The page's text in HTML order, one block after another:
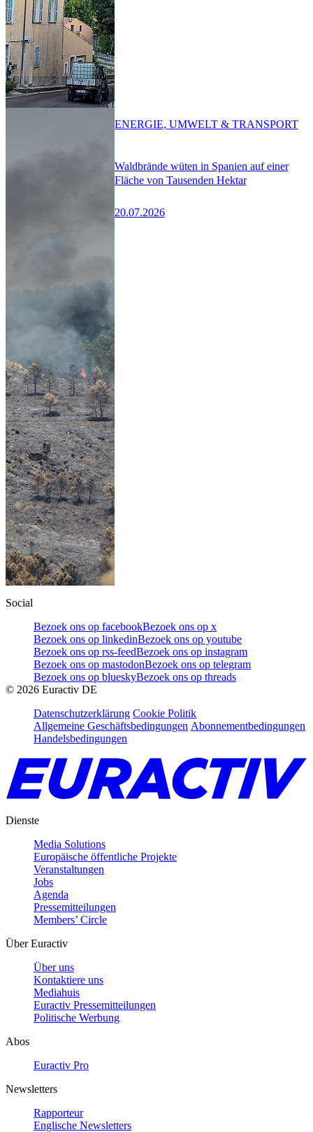
Waldbrände wüten in Spanien auf einer
Fläche von Tausenden Hektar
20.07.2026
ENERGIE, UMWELT & TRANSPORT
Social
Bezoek ons op facebookBezoek ons op x
Bezoek ons op linkedinBezoek ons op youtube
Bezoek ons op rss-feedBezoek ons op instagram
Bezoek ons op mastodonBezoek ons op telegram
Bezoek ons op blueskyBezoek ons op threads
© 2026 Euractiv DE
Datenschutzerklärung Cookie Politik
Allgemeine Geschäftsbedingungen Abonnementbedingungen
Handelsbedingungen
Dienste
Media Solutions
Europäische öffentliche Projekte
Veranstaltungen
Jobs
Agenda
Pressemitteilungen
Members’ Circle
Über Euractiv
Über uns
Kontaktiere uns
Mediahuis
Euractiv Pressemitteilungen
Politische Werbung
Abos
Euractiv Pro
Newsletters
Rapporteur
Englische Newsletters